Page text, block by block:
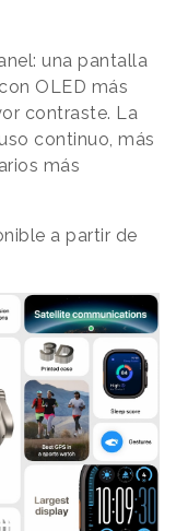
una pantalla
OLED más
contraste. La
continuo, más
más
a partir de